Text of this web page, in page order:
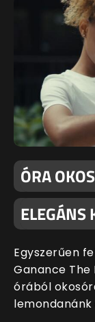
ÓRA
ELEGÁNS
Egyszerűen
Ganance
órából